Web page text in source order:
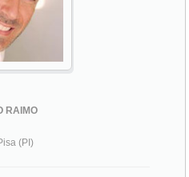
RAIMO
(PI)